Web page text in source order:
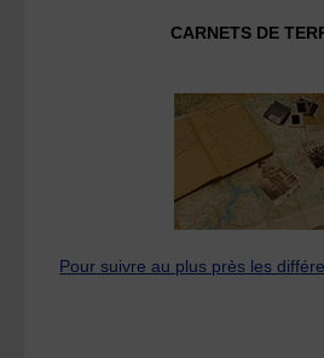
CARNETS DE
Pour suivre au plus près les